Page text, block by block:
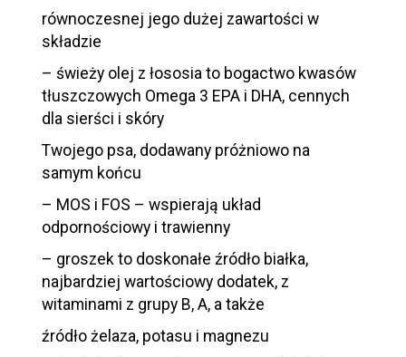
równoczesnej jego dużej zawartości w
składzie
– świeży olej z łososia to bogactwo kwasów
tłuszczowych Omega 3 EPA i DHA, cennych
dla sierści i skóry
Twojego psa, dodawany próżniowo na
samym końcu
– MOS i FOS – wspierają układ
odpornościowy i trawienny
– groszek to doskonałe źródło białka,
najbardziej wartościowy dodatek, z
witaminami z grupy B, A, a także
źródło żelaza, potasu i magnezu